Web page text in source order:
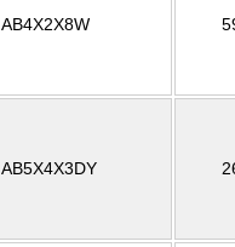
AB4X2X8W
AB5X4X3DY